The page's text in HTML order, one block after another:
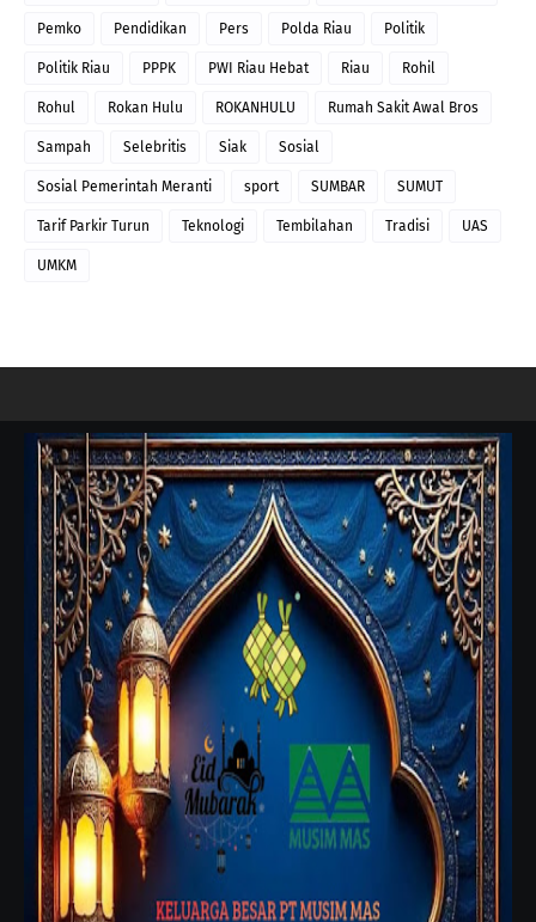
Pemko Pendidikan Pers Polda Riau Politik
Politik Riau PPPK PWI Riau Hebat Riau Rohil
Rohul Rokan Hulu ROKANHULU Rumah Sakit Awal Bros
Sampah Selebritis Siak Sosial
Sosial Pemerintah Meranti sport SUMBAR SUMUT
Tarif Parkir Turun Teknologi Tembilahan Tradisi UAS
UMKM